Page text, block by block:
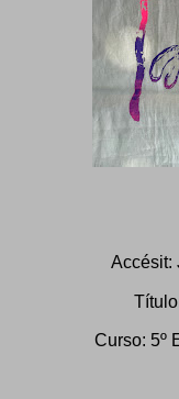
Accésit:
Curso: 5º